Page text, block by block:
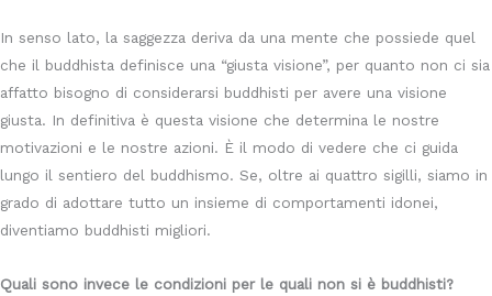
In senso lato, la saggezza deriva da una mente che possiede quel
che il buddhista definisce una “giusta visione”, per quanto non ci sia
affatto bisogno di considerarsi buddhisti per avere una visione
giusta. In definitiva è questa visione che determina le nostre
motivazioni e le nostre azioni. È il modo di vedere che ci guida
lungo il sentiero del buddhismo. Se, oltre ai quattro sigilli, siamo in
grado di adottare tutto un insieme di comportamenti idonei,
diventiamo buddhisti migliori.
Quali sono invece le condizioni per le quali non si è buddhisti?